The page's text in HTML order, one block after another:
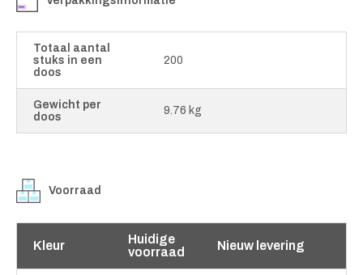
Totaal aantal
stuks in een
doos
200
Gewicht per
doos
9.76 kg
Voorraad
Kleur
Huidige
voorraad
Nieuw levering